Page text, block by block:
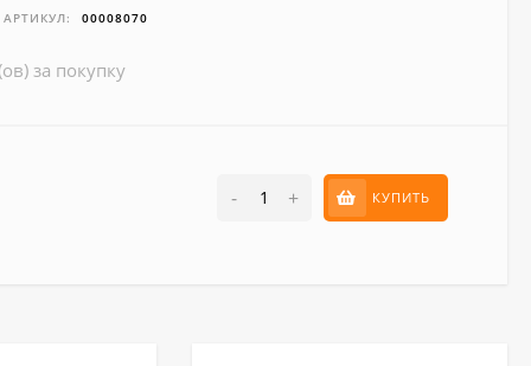
АРТИКУЛ: 00008070
за покупку
- + КУПИТЬ